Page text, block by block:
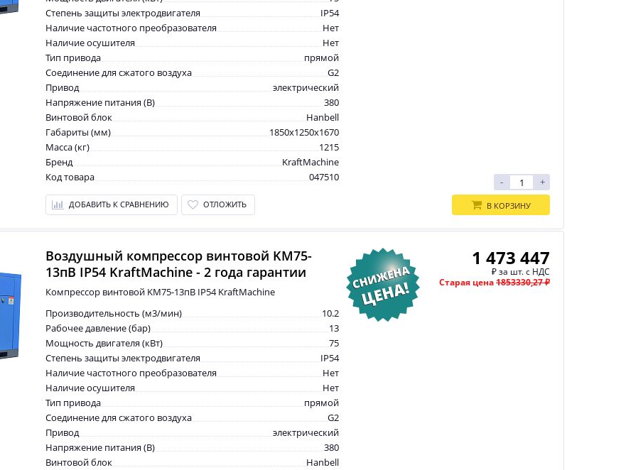
Степень защиты электродвигателя
IP54
Наличие частотного преобразователя
Нет
Наличие осушителя
Нет
Тип привода
прямой
Соединение для сжатого воздуха
G2
Привод
электрический
Напряжение питания (В)
380
Винтовой блок
Hanbell
Габариты (мм)
1850x1250x1670
Масса (кг)
1215
Бренд
KraftMachine
Код товара
047510
ДОБАВИТЬ К СРАВНЕНИЮ ОТЛОЖИТЬ
+
-
В КОРЗИНУ
Воздушный компрессор винтовой KM75-
13пВ IP54 KraftMachine - 2 года гарантии
Компрессор винтовой KM75-13пВ IP54 KraftMachine
Производительность (м3/мин)
10.2
Рабочее давление (бар)
13
Мощность двигателя (кВт)
75
Степень защиты электродвигателя
IP54
Наличие частотного преобразователя
Нет
Наличие осушителя
Нет
Тип привода
прямой
Соединение для сжатого воздуха
G2
Привод
электрический
Напряжение питания (В)
380
Винтовой блок
Hanbell
1 473 447
₽за шт. с НДС
Старая цена1853330,27 ₽